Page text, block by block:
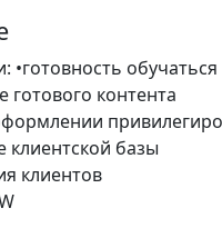
•готовность обучаться
готового контента
клиентской базы
клиентов